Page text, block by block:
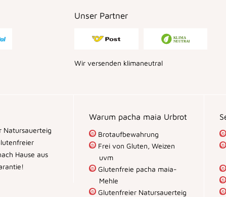
Unser Partner
Wir versenden klimaneutral
Natursauerteig
Hause aus
Warum pacha maia Urbrot
Brotaufbewahrung
Frei von Gluten, Weizen
uvm
Glutenfreie pacha maia-
Mehle
Glutenfreier Natursauerteig